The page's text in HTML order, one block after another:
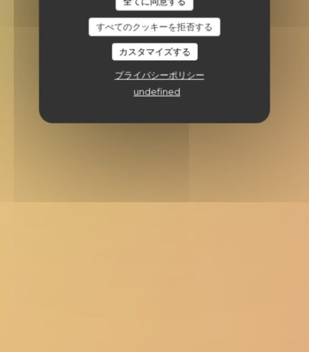
すべてのクッキーを拒否する
カスタマイズする
プライバシーポリシー
undefined